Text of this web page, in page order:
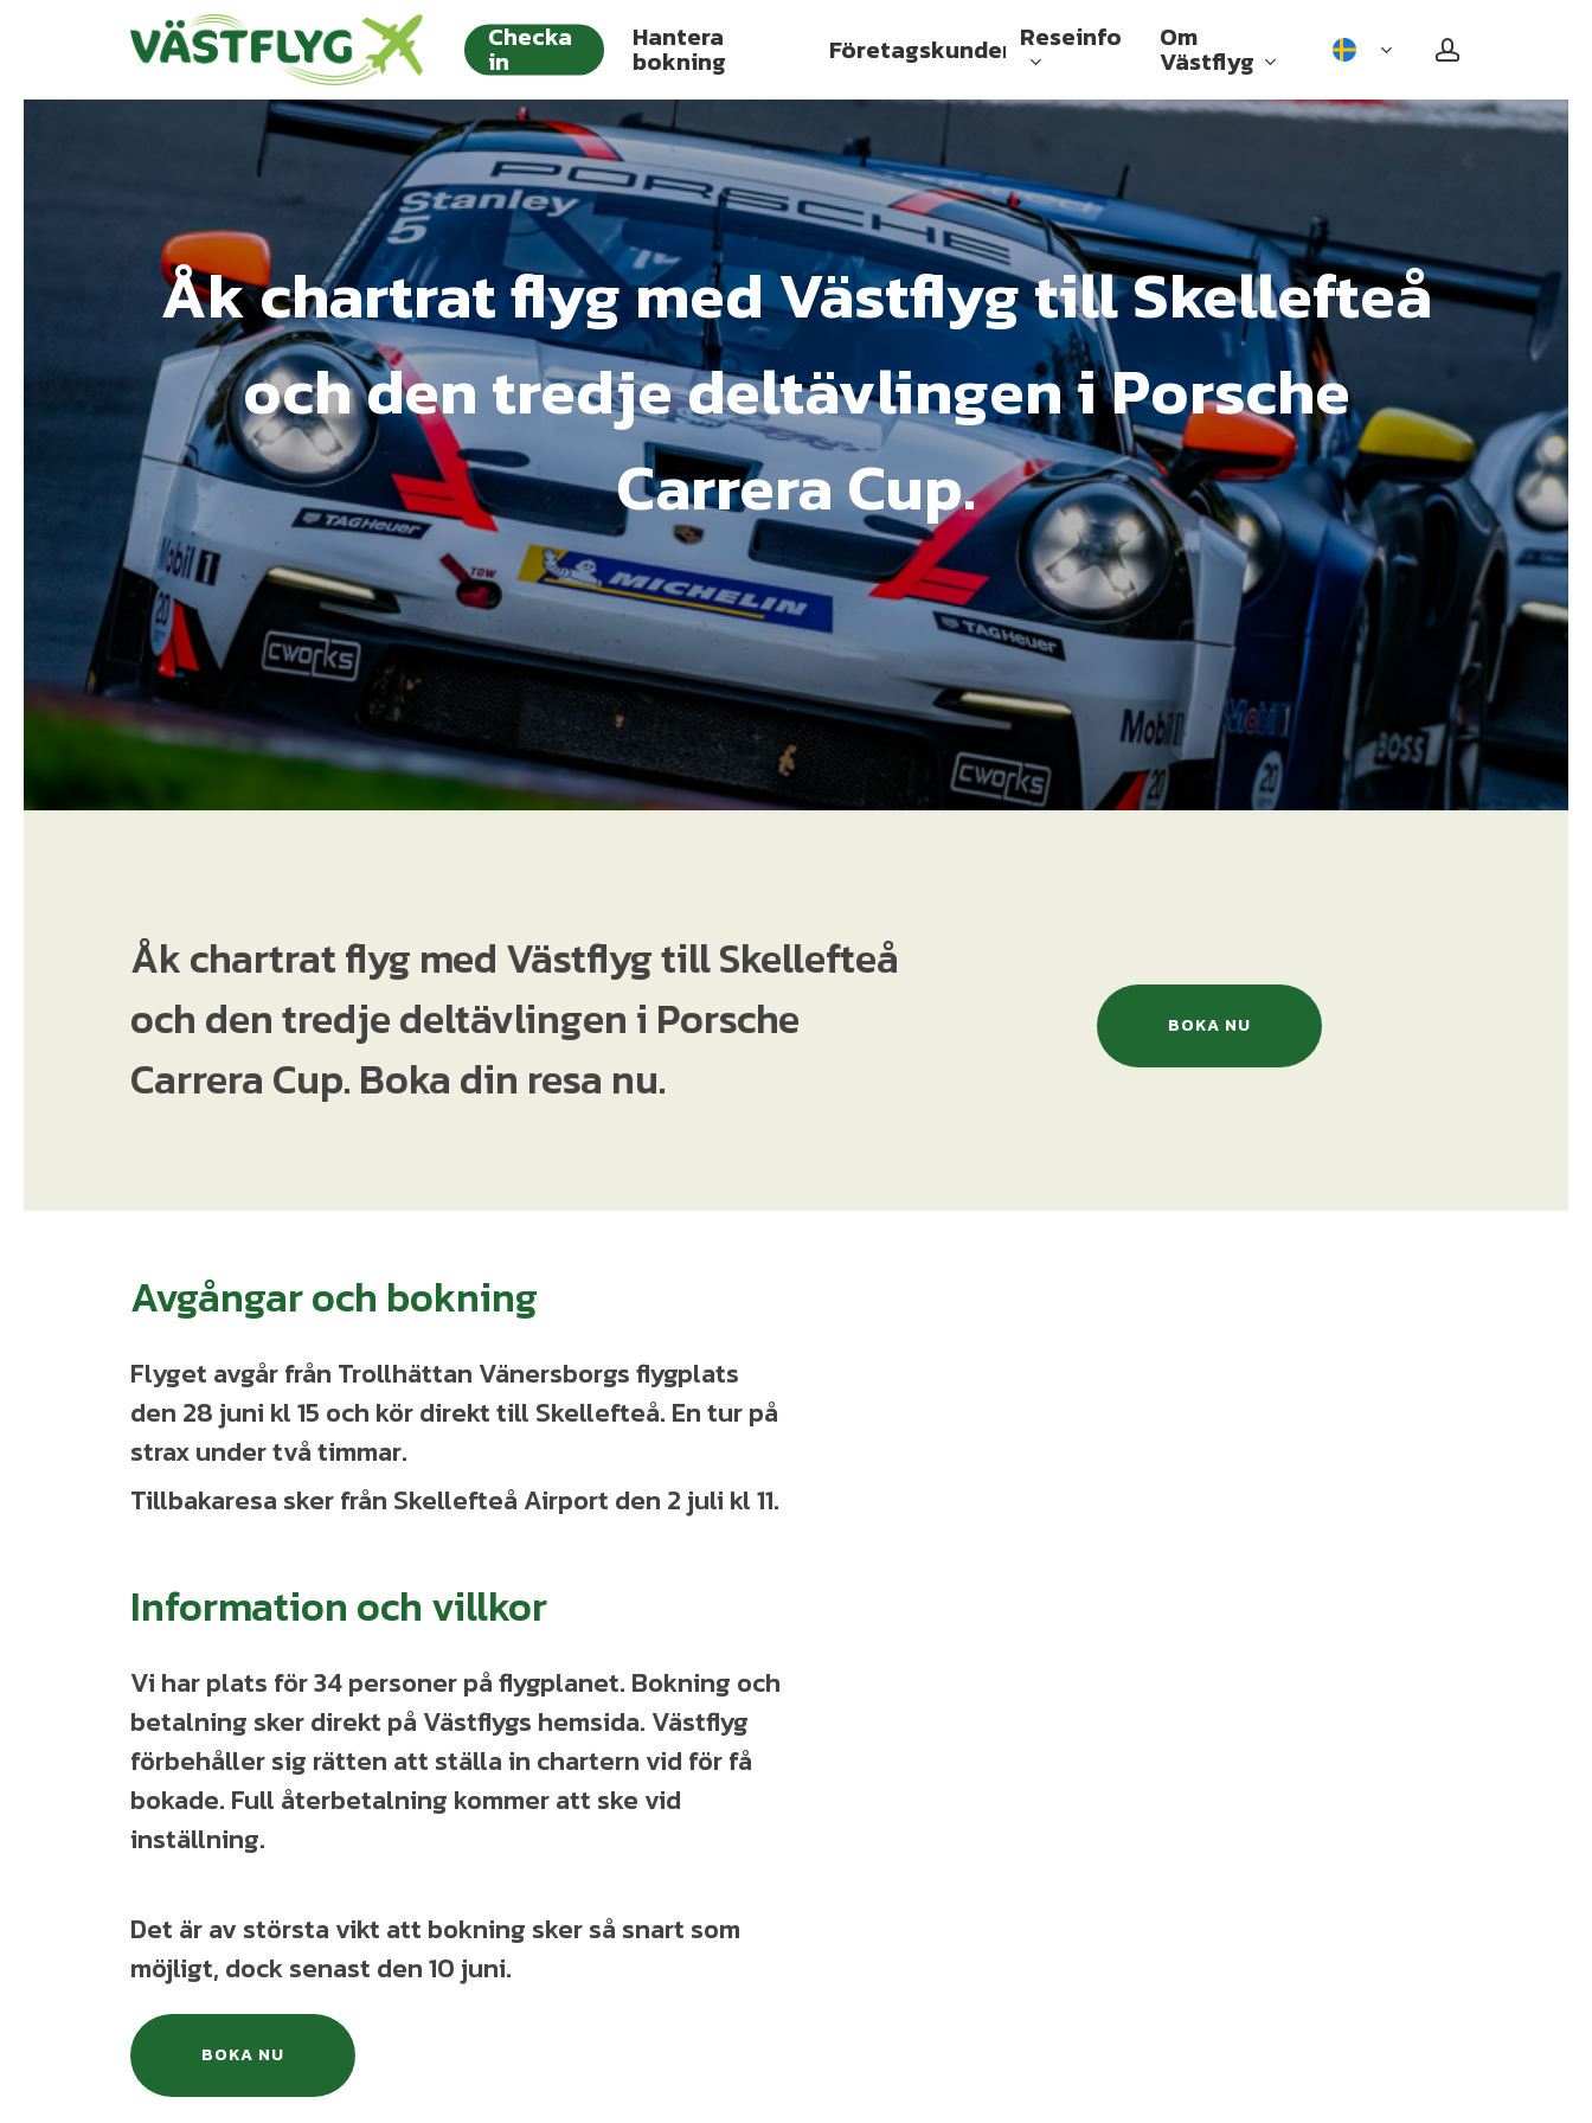
content
Checka
in
Hantera
bokning Företagskunder Reseinfo
Incheckat bagage
Handbagage
Sportutrustning och annat
Resa med nedsatt rörlighet
Gravid och flyga
Ensamåkande barn
Om
Västflyg account
Åk chartrat flyg med Västflyg till Skellefteå
och den tredje deltävlingen i Porsche
Carrera Cup.
Åk chartrat flyg med Västflyg till Skellefteå
och den tredje deltävlingen i Porsche
Carrera Cup. Boka din resa nu.
BOKA NU
Avgångar och bokning
Flyget avgår från Trollhättan Vänersborgs flygplats
den 28 juni kl 15 och kör direkt till Skellefteå. En tur på
strax under två timmar.
Tillbakaresa sker från Skellefteå Airport den 2 juli kl 11.
Information och villkor
Vi har plats för 34 personer på flygplanet. Bokning och
betalning sker direkt på Västflygs hemsida. Västflyg
förbehåller sig rätten att ställa in chartern vid för få
bokade. Full återbetalning kommer att ske vid
inställning.
Det är av största vikt att bokning sker så snart som
möjligt, dock senast den 10 juni.
BOKA NU